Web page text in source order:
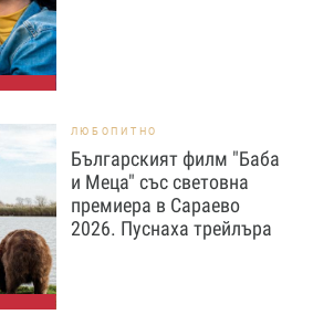
ЛЮБОПИТНО
Българският филм "Баба
и Меца" със световна
премиера в Сараево
2026. Пуснаха трейлъра